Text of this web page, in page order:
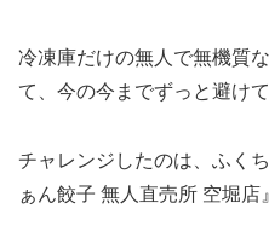
冷凍庫だけの無人で無機質
て、今の今までずっと避けて
チャレンジしたのは、ふく
ぁん餃子 無人直売所 空堀店